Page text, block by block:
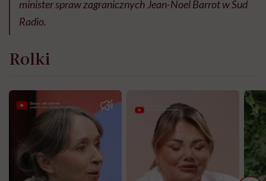
minister spraw zagranicznych Jean-Noel Barrot w Sud
Radio.
Rolki